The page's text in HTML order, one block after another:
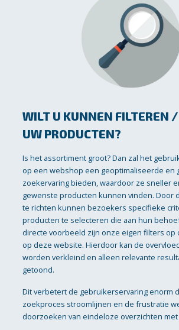
WILT U KUNNEN FILTEREN
UW PRODUCTEN?
Is het assortiment groot? Dan zal het
op een webshop een geoptimaliseerde en
zoekervaring bieden, waardoor ze sneller
gewenste producten kunnen vinden. Door
te richten kunnen bezoekers specifieke
producten te selecteren die aan hun
directe voorbeeld zijn onze eigen filters op
op deze website. Hierdoor kan de
worden verkleind en alleen relevante
getoond.
Dit verbetert de gebruikerservaring enorm
zoekproces stroomlijnen en de frustratie
doorzoeken van eindeloze overzichten